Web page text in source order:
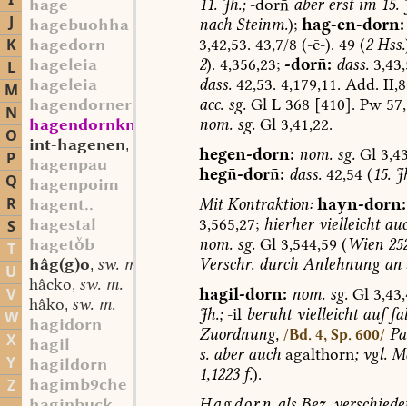
J
K
L
M
N
O
P
Q
R
S
T
U
V
W
X
Y
Z
hage
hagebuohha
hagedorn
hageleia
hageleia
hagendornernoph
hagendornknopf
mhd. st. m.
int-hagenen,
hagenpau
hagenpoim
hagent..
hagestal
hagetb
hâg(g)o, sw. m.
hâcko, sw. m.
hâko, sw. m.
hagidorn
hagil
hagildorn
hagimb9che
11.Jh.; -dor abererstim15.
nachSteinm.); hag-en-dorn:
3,42,53. 43,7/8 (-ē-). 49 (2Hss.
2). 4,356,23; -dor: dass.
dass.42,53. 4,179,11. Add.
acc.sg.GlL368 [410]. Pw
nom.sg. Gl3,41,22.
hegen-dorn: nom.sg.Gl
heg-dor: dass.42,54(15.
MitKontraktion: hayn-dorn:
3,565,27; hierhervielleicht
nom.sg.Gl3,544,59 (Wien
Verschr.durchAnlehnungan
hagil-dorn: nom.sg.Gl
Jh.; -il beruhtvielleichtauf
Zuordnung, /Bd. 4, Sp. 600/
s.aberauchagalthorn;vgl.
1,1223f.).